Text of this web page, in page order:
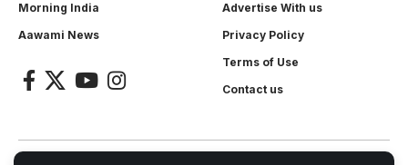
Morning India
Aawami News
Advertise With us
Privacy Policy
Terms of Use
Contact us